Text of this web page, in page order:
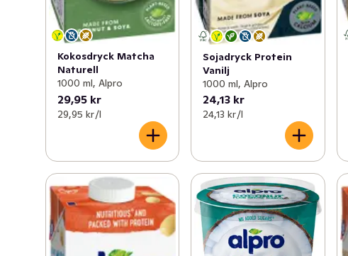
Kokosdryck Matcha
Naturell
1000 ml, Alpro
29,95 kr
29,95 kr /l
Sojadryck Protein
Vanilj
1000 ml, Alpro
24,13 kr
24,13 kr /l